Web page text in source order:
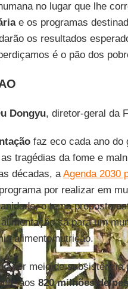
no lugar que lhe
e os programas
os resultados
é o pão dos
Dongyu, diretor-geral da
faz eco cada ano do
tragédias da fome e
décadas, aAgenda 2030
por realizar em
o tema proposto
sã para um
alimento/nutrição.
ser meio de subsistência
aos 820 milhões de